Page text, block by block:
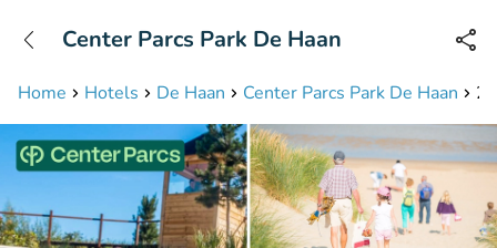
Bereikbaar tot 23:00 uur
Home Hotels De Haan Center Parcs Park De Haan 2,
Center Parcs Park De Haan